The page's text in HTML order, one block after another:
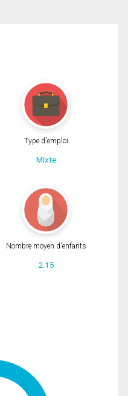
Type d'emploi
Mixte
Nombre moyen d'enfants
2.15